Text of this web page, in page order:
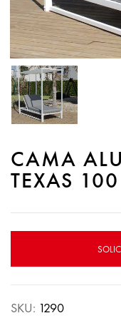
CAMA
TEXAS 100
SKU: 1290